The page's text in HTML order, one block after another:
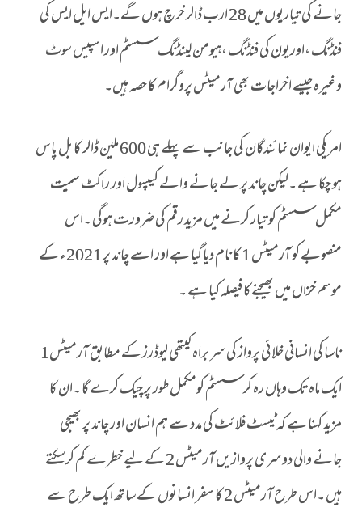
جانے کی تیاریوں میں 28 ارب ڈالر خرچ ہوں گے۔ایس ایل ایس کی
فنڈنگ ،اوریون کی فنڈنگ ،ہیومن لینڈنگ سسٹم اور اسپیس سوٹ
وغیرہ جیسے اخراجات بھی آرمیٹس پروگرام کا حصہ ہیں۔
امریکی ایوان نمائندگان کی جانب سے پہلے ہی 600 ملین ڈالر کا بل پاس
ہو چکا ہے ۔لیکن چاند پر لے جانے والے کیپسول اور راکٹ سمیت
مکمل سسٹم کو تیار کرنے میں مزید رقم کی ضرورت ہوگی ۔اس
منصوبے کو آرمیٹس 1 کا نام دیا گیا ہے اور اسے چاند پر 2021 ء کے
موسم خزاں میں بھیجنےکا فیصلہ کیا ہے ۔
ناسا کی انسانی خلا ئی پرواز کی سر براہ کیتھی لیوڈرز کے مطابق آرمیٹس1
ایک ماہ تک وہاں رہ کر سسٹم کومکمل طور پر چیک کرے گا ۔ان کا
مزید کہنا ہے کہ ٹیسٹ فلائٹ کی مدد سے ہم انسان اور چاند پر بھیجی
جانے والی دوسری پروازیں آرمیٹس 2 کے لیے خطرے کم کرسکتے
ہیں ۔اس طرح آرمیٹس 2 کا سفر انسانوں کے ساتھ ایک طرح سے